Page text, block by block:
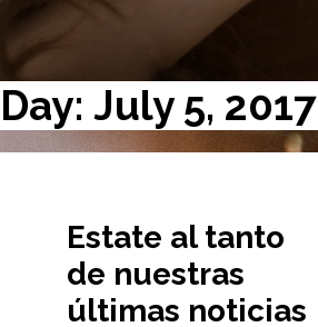
Day: July 5, 2017
Estate al tanto
de nuestras
últimas noticias